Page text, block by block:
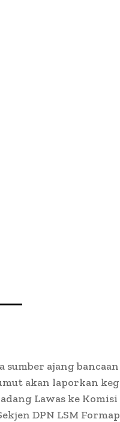
sumber ajang
akan laporkan
Lawas ke
DPN LSM